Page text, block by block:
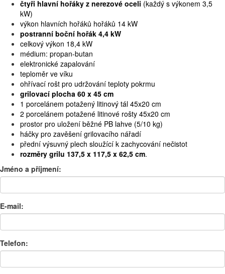
čtyři hlavní hořáky z nerezové oceli (každý s výkonem 3,5
kW)
výkon hlavních hořáků hořáků 14 kW
postranní boční hořák 4,4 kW
celkový výkon 18,4 kW
médium: propan-butan
elektronické zapalování
teploměr ve víku
ohřívací rošt pro udržování teploty pokrmu
grilovací plocha 60 x 45 cm
1 porcelánem potažený litinový tál 45x20 cm
2 porcelánem potažené litinové rošty 45x20 cm
prostor pro uložení běžné PB lahve (5/10 kg)
háčky pro zavěšení grilovacího nářadí
přední výsuvný plech sloužící k zachycování nečistot
rozměry grilu 137,5 x 117,5 x 62,5 cm.
Jméno a příjmení:
E-mail:
Telefon: